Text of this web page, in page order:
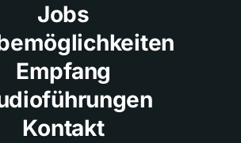
Jobs
Empfang
Kontakt